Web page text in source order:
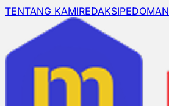
TENTANG KAMIREDAKSIPEDOMAN